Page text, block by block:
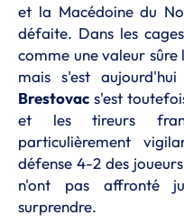
et la Macédoine du
défaite. Dans les
comme une valeur
mais s'est
Brestovac s'est
et les tireurs
particulièrement
défense 4-2 des
n'ont pas affronté
surprendre.